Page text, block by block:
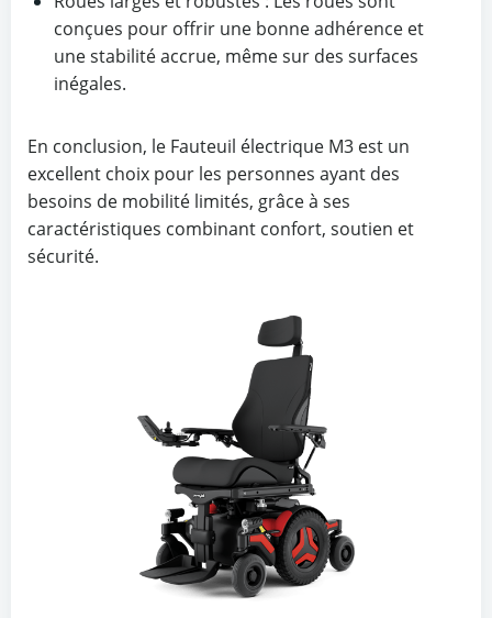
conçues pour offrir une bonne adhérence et
une stabilité accrue, même sur des surfaces
inégales.
En conclusion, le Fauteuil électrique M3 est un
excellent choix pour les personnes ayant des
besoins de mobilité limités, grâce à ses
caractéristiques combinant confort, soutien et
sécurité.